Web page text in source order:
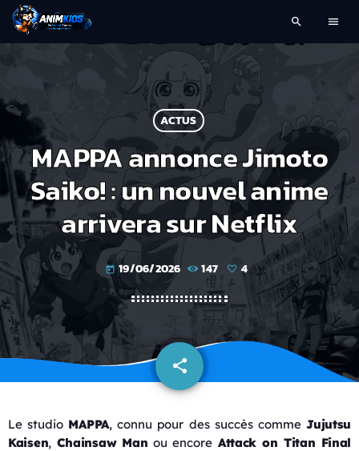
search menu
ACTUS
MAPPA annonce Jimoto
Saiko! : un nouvel anime
arrivera sur Netflix
today 19/06/2026 147 4
share
email
Le studio MAPPA, connu pour des succès commeJujutsu
Kaisen, Chainsaw Man ou encore Attack on Titan Final